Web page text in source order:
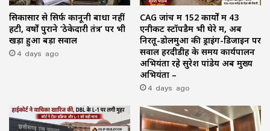
सिकासार से सिर्फ कानूनी बाधा नहीं
हटी, वर्षों पुराने ‘ठेकेदारी तंत्र’ पर भी
खड़ा हुआ बड़ा सवाल
4 days ago
CAG जांच में 152 कार्यों में 43
एनीकट स्टॉपडैम भी घेरे में, अब
निरतू-डोलमुआ की ड्राइंग-डिजाइन पर
सवाल हरदीडीह के समय कार्यपालन
अभियंता रहे सुरेश पांडेय अब मुख्य
अभियंता –
4 days ago